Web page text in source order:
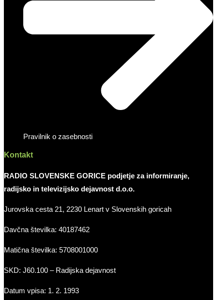
Pravilnik o zasebnosti
Kontakt
RADIO SLOVENSKE GORICE podjetje za informiranje,
radijsko in televizijsko dejavnost d.o.o.
Jurovska cesta 21, 2230 Lenart v Slovenskih goricah
Davčna številka: 40187462
Matična številka: 5708001000
SKD: J60.100 – Radijska dejavnost
Datum vpisa: 1. 2. 1993